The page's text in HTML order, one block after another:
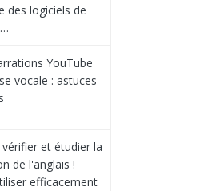
des logiciels de
YouTube
vocale : astuces
et étudier la
de l'anglais !
efficacement